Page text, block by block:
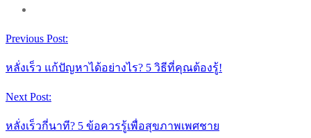
Previous Post:
หลั่งเร็ว แก้ปัญหาได้อย่างไร? 5 วิธีที่คุณต้องรู้!
Next Post:
หลั่งเร็วกี่นาที? 5 ข้อควรรู้เพื่อสุขภาพเพศชาย